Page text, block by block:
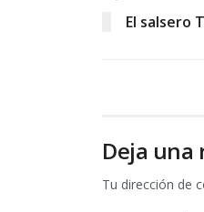
El salsero
Deja una
Tu dirección de